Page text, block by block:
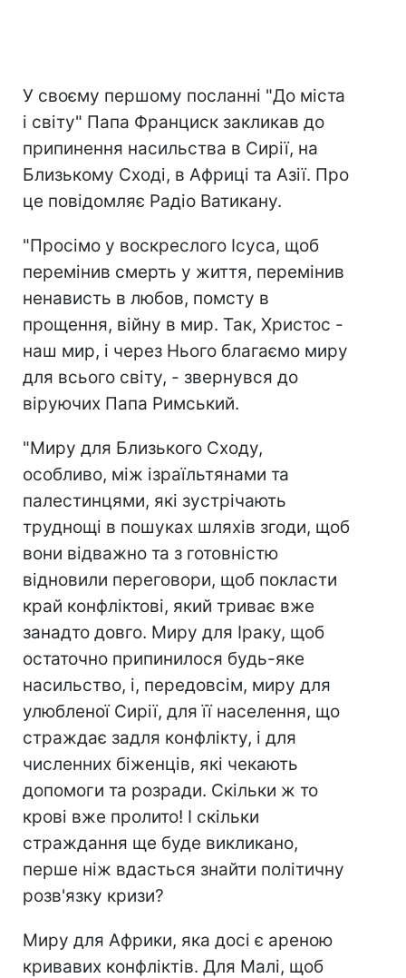
У своєму першому посланні "До міста
і світу" Папа Франциск закликав до
припинення насильства в Сирії, на
Близькому Сході, в Африці та Азії. Про
це повідомляє Радіо Ватикану.
"Просімо у воскреслого Ісуса, щоб
перемінив смерть у життя, перемінив
ненависть в любов, помсту в
прощення, війну в мир. Так, Христос -
наш мир, і через Нього благаємо миру
для всього світу, - звернувся до
віруючих Папа Римський.
"Миру для Близького Сходу,
особливо, між ізраїльтянами та
палестинцями, які зустрічають
труднощі в пошуках шляхів згоди, щоб
вони відважно та з готовністю
відновили переговори, щоб покласти
край конфліктові, який триває вже
занадто довго. Миру для Іраку, щоб
остаточно припинилося будь-яке
насильство, і, передовсім, миру для
улюбленої Сирії, для її населення, що
страждає задля конфлікту, і для
численних біженців, які чекають
допомоги та розради. Скільки ж то
крові вже пролито! І скільки
страждання ще буде викликано,
перше ніж вдасться знайти політичну
розв'язку кризи?
Миру для Африки, яка досі є ареною
кривавих конфліктів. Для Малі, щоб